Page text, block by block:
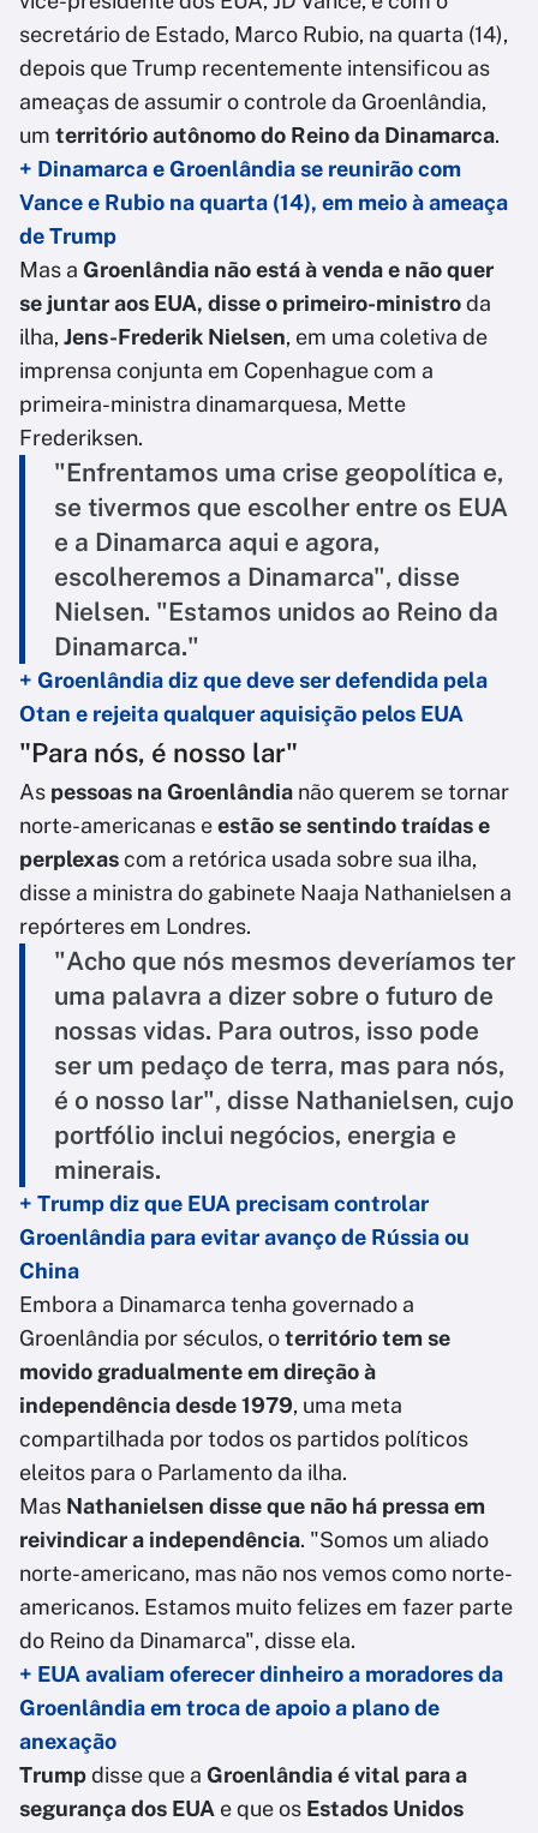
secretário de Estado, Marco Rubio, na quarta (14),
depois que Trump recentemente intensificou as
ameaças de assumir o controle da Groenlândia,
um território autônomo do Reino da Dinamarca.
+ Dinamarca e Groenlândia se reunirão com
Vance e Rubio na quarta (14), em meio à ameaça
de Trump
Mas a Groenlândia não está à venda e não quer
se juntar aos EUA, disse o primeiro-ministroda
ilha, Jens-Frederik Nielsen, em uma coletiva de
imprensa conjunta em Copenhague com a
primeira-ministra dinamarquesa, Mette
Frederiksen.
"Enfrentamos uma crise geopolítica e,
se tivermos que escolher entre os EUA
e a Dinamarca aqui e agora,
escolheremos a Dinamarca", disse
Nielsen. "Estamos unidos ao Reino da
Dinamarca."
+ Groenlândia diz que deve ser defendida pela
Otan e rejeita qualquer aquisição pelos EUA
"Para nós, é nosso lar"
As pessoas na Groenlândia não querem se tornar
norte-americanas eestão se sentindo traídas e
perplexascom a retórica usada sobre sua ilha,
disse a ministra do gabinete Naaja Nathanielsen a
repórteres em Londres.
"Acho que nós mesmos deveríamos ter
uma palavra a dizer sobre o futuro de
nossas vidas. Para outros, isso pode
ser um pedaço de terra, mas para nós,
é o nosso lar", disse Nathanielsen, cujo
portfólio inclui negócios, energia e
minerais.
+ Trump diz que EUA precisam controlar
Groenlândia para evitar avanço de Rússia ou
China
Embora a Dinamarca tenha governado a
Groenlândia por séculos, oterritório tem se
movido gradualmente em direção à
independência desde 1979, uma meta
compartilhada por todos os partidos políticos
eleitos para o Parlamento da ilha.
Mas Nathanielsen disse que não há pressa em
reivindicar a independência. "Somos um aliado
norte-americano, mas não nos vemos como norte-
americanos. Estamos muito felizes em fazer parte
do Reino da Dinamarca", disse ela.
+ EUA avaliam oferecer dinheiro a moradores da
Groenlândia em troca de apoio a plano de
anexação
Trumpdisse que a Groenlândia é vital para a
segurança dos EUA e que os Estados Unidos